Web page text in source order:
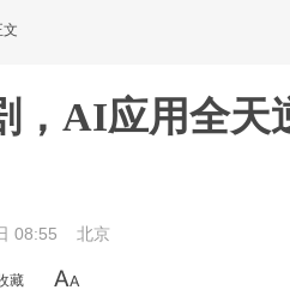
文
，AI应用全天
08:55 北京
藏